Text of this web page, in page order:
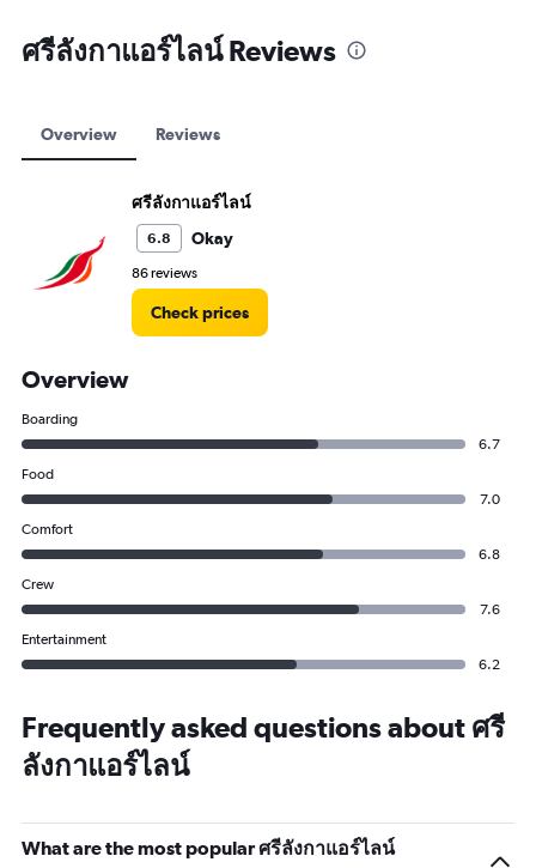
ศรีลังกาแอร์ไลน์ Reviews
Overview Reviews
ศรีลังกาแอร์ไลน์
6.8 Okay
86 reviews
Check prices
Overview
Boarding
6.7
Food
7.0
Comfort
6.8
Crew
7.6
Entertainment
6.2
Frequently asked questions about ศรี
ลังกาแอร์ไลน์
What are the most popular ศรีลังกาแอร์ไลน์